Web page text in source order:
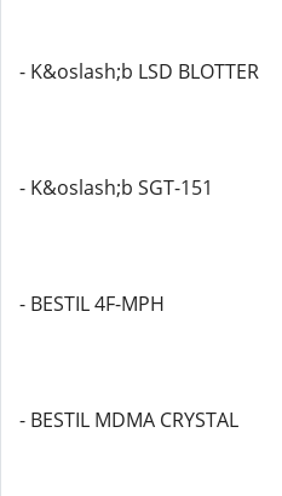
- K&oslash;b LSD BLOTTER
- K&oslash;b SGT-151
- BESTIL 4F-MPH
- BESTIL MDMA CRYSTAL